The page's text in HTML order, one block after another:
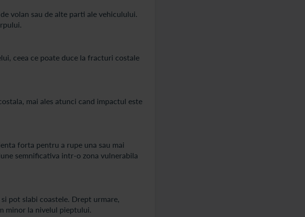
volan sau de alte parti ale vehiculului.
ceea ce poate duce la fracturi costale
mai ales atunci cand impactul este
forta pentru a rupe una sau mai
semnificativa intr-o zona vulnerabila
pot slabi coastele. Drept urmare,
minor la nivelul pieptului.